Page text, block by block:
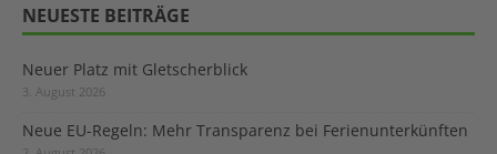
NEUESTE BEITRÄGE
Neuer Platz mit Gletscherblick
3. August 2026
Neue EU-Regeln: Mehr Transparenz bei Ferienunterkünften